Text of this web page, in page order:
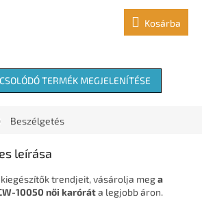
Kosárba
TERMÉK MEGJELENÍTÉSE
Beszélgetés
leírása
kiegészítők trendjeit, vásárolja mega
10050 női karóráta legjobb áron.